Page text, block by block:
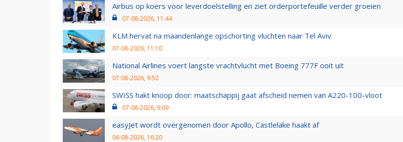
Airbus op koers voor leverdoelstelling en ziet orderportefeuille verder groeien
07-08-2026, 11:44
KLM hervat na maandenlange opschorting vluchten naar Tel Aviv
07-08-2026, 11:10
National Airlines voert langste vrachtvlucht met Boeing 777F ooit uit
07-08-2026, 9:52
SWISS hakt knoop door: maatschappij gaat afscheid nemen van A220-100-vloot
07-08-2026, 9:09
easyJet wordt overgenomen door Apollo, Castlelake haakt af
06-08-2026, 16:20